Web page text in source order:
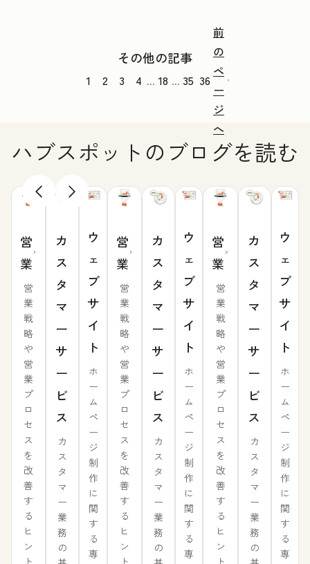
その他の記事
1 2 3 4 ... 18 ... 35 36
前
の
ペ
ー
ジ
へ
ハブスポットのブログを読む
営
業
営
業
戦
略
や
営
業
プ
ロ
セ
ス
を
改
善
す
る
ヒ
ン
ト
カ
ス
タ
マ
ー
サ
ー
ビ
ス
カ
ス
タ
マ
ー
業
務
の
ウ
ェ
ブ
サ
イ
ト
ホ
ー
ム
ペ
ー
ジ
制
作
に
関
す
る
専
営
業
営
業
戦
略
や
営
業
プ
ロ
セ
ス
を
改
善
す
る
ヒ
ン
ト
カ
ス
タ
マ
ー
サ
ー
ビ
ス
カ
ス
タ
マ
ー
業
務
の
ウ
ェ
ブ
サ
イ
ト
ホ
ー
ム
ペ
ー
ジ
制
作
に
関
す
る
専
営
業
営
業
戦
略
や
営
業
プ
ロ
セ
ス
を
改
善
す
る
ヒ
ン
ト
カ
ス
タ
マ
ー
サ
ー
ビ
ス
カ
ス
タ
マ
ー
業
務
の
ウ
ェ
ブ
サ
イ
ト
ホ
ー
ム
ペ
ー
ジ
制
作
に
関
す
る
専